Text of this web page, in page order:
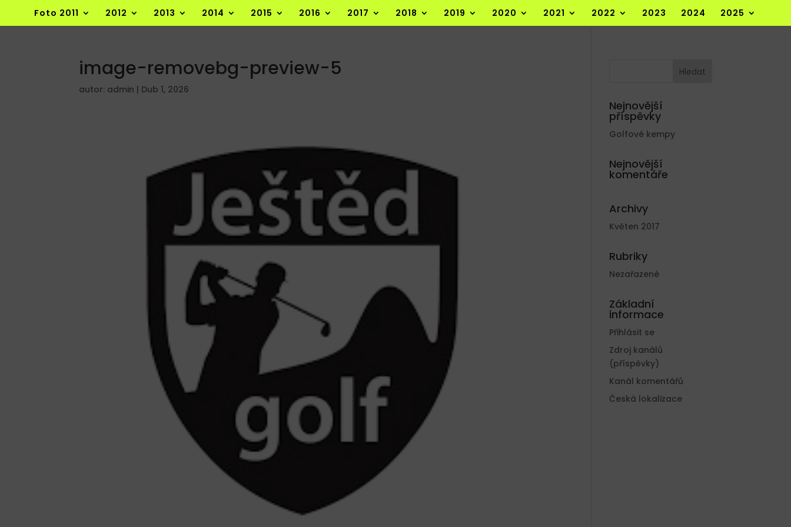
Foto 2011 2012 2013 2014 2015 2016 2017 2018 2019 2020 2021 2022 2023 2024 2025
image-removebg-preview-5
autor: admin | Dub 1, 2026
Nejnovější
příspěvky
Golfové kempy
Nejnovější
komentáře
Archivy
Květen 2017
Rubriky
Nezařazené
Základní
informace
Přihlásit se
Zdroj kanálů
(příspěvky)
Kanál komentářů
Česká lokalizace